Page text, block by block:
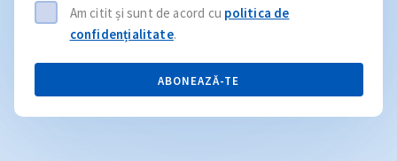
Am citit și sunt de acord cu politica de
confidențialitate.
ABONEAZĂ-TE